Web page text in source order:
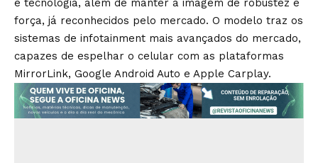
força, já reconhecidos pelo mercado. O modelo traz os
sistemas de infotainment mais avançados do mercado,
capazes de espelhar o celular com as plataformas
MirrorLink, Google Android Auto e Apple Carplay.